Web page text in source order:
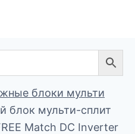
блоки мульти
блок мульти-сплит
Match DC Inverter